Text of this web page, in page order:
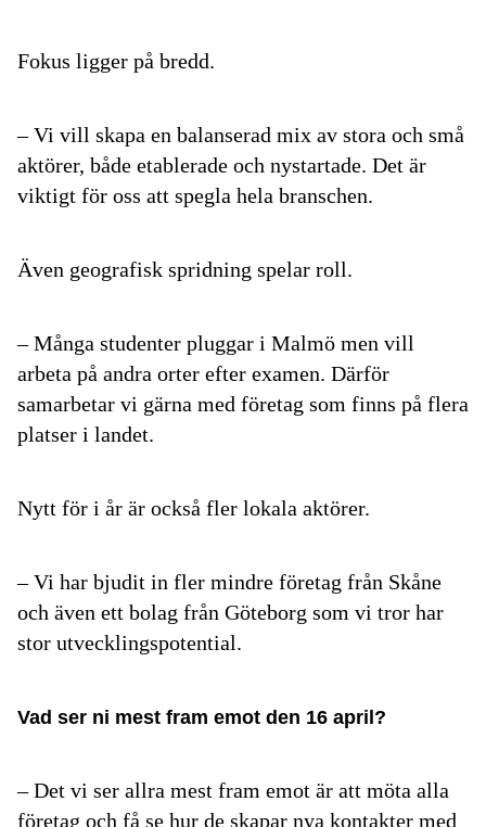
Fokus ligger på bredd.
– Vi vill skapa en balanserad mix av stora och små
aktörer, både etablerade och nystartade. Det är
viktigt för oss att spegla hela branschen.
Även geografisk spridning spelar roll.
– Många studenter pluggar i Malmö men vill
arbeta på andra orter efter examen. Därför
samarbetar vi gärna med företag som finns på flera
platser i landet.
Nytt för i år är också fler lokala aktörer.
– Vi har bjudit in fler mindre företag från Skåne
och även ett bolag från Göteborg som vi tror har
stor utvecklingspotential.
Vad ser ni mest fram emot den 16 april?
– Det vi ser allra mest fram emot är att möta alla
företag och få se hur de skapar nya kontakter med